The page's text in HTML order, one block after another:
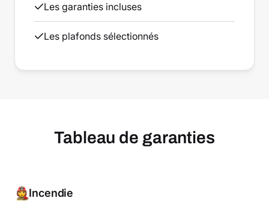
Les garanties incluses
Les plafonds sélectionnés
Tableau de garanties
Incendie